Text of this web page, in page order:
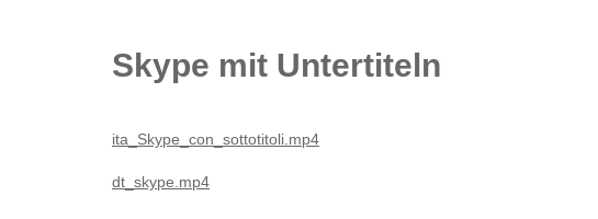
Skype mit Untertiteln
ita_Skype_con_sottotitoli.mp4
dt_skype.mp4